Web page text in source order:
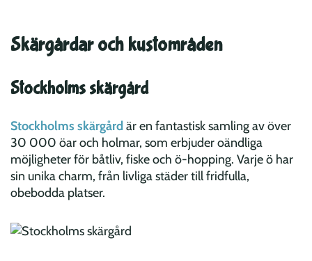
Skärgårdar och kustområden
Stockholms skärgård
Stockholms skärgård är en fantastisk samling av över
30 000 öar och holmar, som erbjuder oändliga
möjligheter för båtliv, fiske och ö-hopping. Varje ö har
sin unika charm, från livliga städer till fridfulla,
obebodda platser.